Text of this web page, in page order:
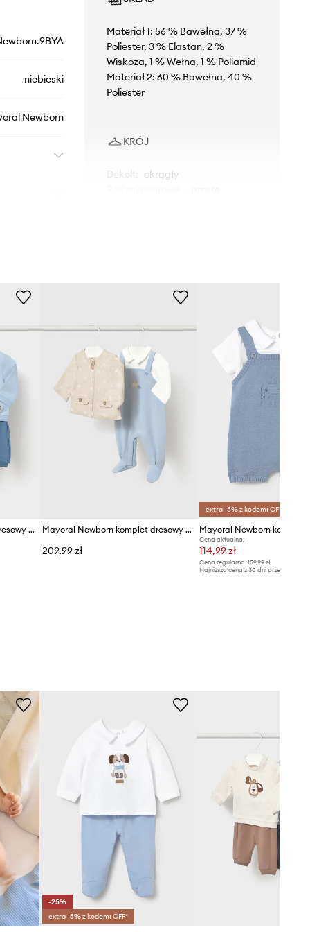
niebieski
Newborn
Materiał 1: 56 % Bawełna, 37 %
Poliester, 3 % Elastan, 2 %
Wiskoza, 1 % Wełna, 1 % Poliamid
Materiał 2: 60 % Bawełna, 40 %
Poliester
KRÓJ
Dekolt
okrągły
Mayoral Newborn komplet dresowy niemowlęcy bawełniany z elastanem Mayoral Newborn komplet dresowy niemowlęcy bawełniany
209,99 zł
extra -5% z kodem: OFF*
Cena aktualna:
114,99 zł
Cena regularna: 159,99 zł
Najniższa cena z 30 dni przed obniżką:
-25%
extra -5% z kodem: OFF*